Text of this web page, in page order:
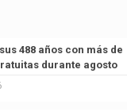
488 años con más de
durante agosto